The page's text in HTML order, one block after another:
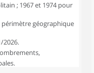
; 1967 et 1974 pour
périmètre géographique
2026.